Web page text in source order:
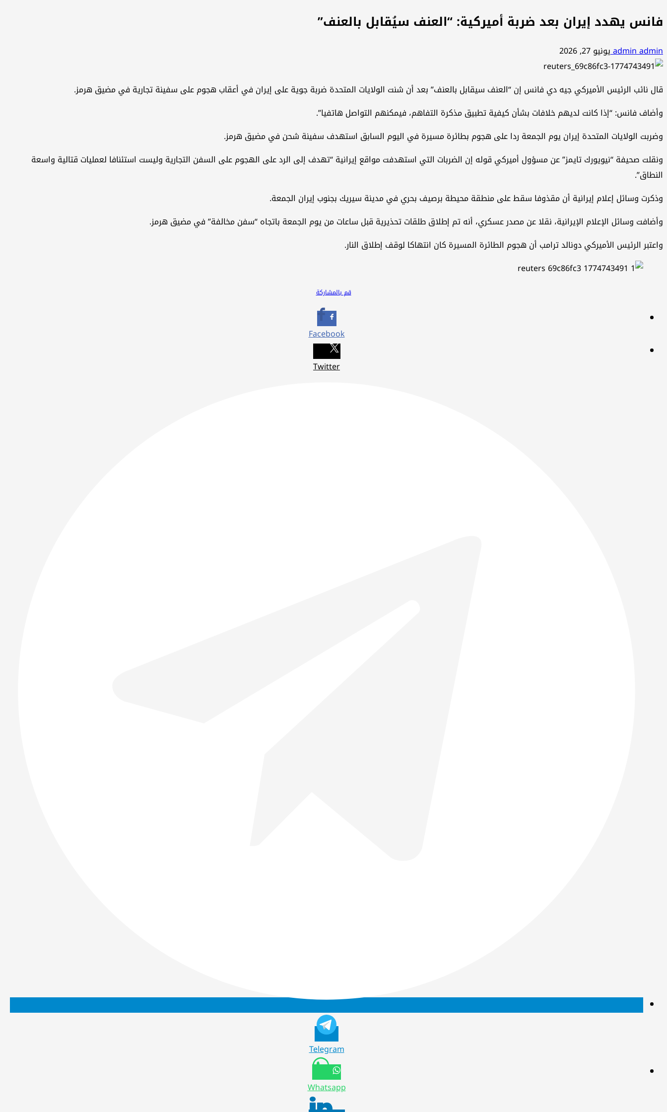
فانس يهدد إيران بعد ضربة أميركية: “العنف سيُقابل بالعنف”
admin adminيونيو 27, 2026
قال ⁠نائب الرئيس الأميركي جيه دي فانس ‌إن “العنف سيقابل بالعنف” ‌بعد ‌أن شنت الولايات المتحدة ضربة ‌جوية ‌على ⁠إيران في أعقاب ⁠هجوم ‌على سفينة ⁠تجارية في مضيق ⁠هرمز.
وأضاف فانس: “إذا كانت ⁠لديهم خلافات بشأن كيفية تطبيق مذكرة التفاهم، فيمكنهم التواصل هاتفيا”.
وضربت الولايات المتحدة إيران يوم الجمعة ردا على هجوم بطائرة مسيرة في اليوم السابق استهدف سفينة شحن في مضيق هرمز.
ونقلت صحيفة “نيويورك تايمز” عن مسؤول أميركي قوله إن الضربات التي استهدفت مواقع إيرانية “تهدف إلى الرد على الهجوم على السفن التجارية وليست استئنافا لعمليات قتالية واسعة
النطاق”.
وذكرت وسائل ⁠إعلام إيرانية أن مقذوفا سقط على منطقة محيطة برصيف ‌بحري في مدينة سيريك ‌بجنوب ‌إيران الجمعة.
وأضافت ⁠وسائل ‌الإعلام الإيرانية، ⁠نقلا عن مصدر ⁠عسكري، أنه ⁠تم إطلاق طلقات تحذيرية قبل ساعات من يوم الجمعة باتجاه “سفن مخالفة” في مضيق هرمز.
واعتبر الرئيس الأميركي دونالد ترامب أن هجوم الطائرة المسيرة كان انتهاكا لوقف إطلاق النار.
قم بالمشاركة
Facebook
Twitter
Telegram
Whatsapp